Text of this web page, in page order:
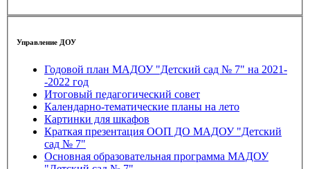
Управление ДОУ
Годовой план МАДОУ "Детский сад № 7" на 2021-
-2022 год
Итоговый педагогический совет
Календарно-тематические планы на лето
Картинки для шкафов
Краткая презентация ООП ДО МАДОУ "Детский
сад № 7"
Основная образовательная программа МАДОУ